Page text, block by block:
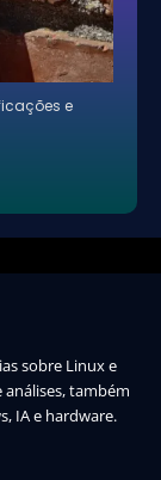
e
sobre Linux e
também
IA e hardware.